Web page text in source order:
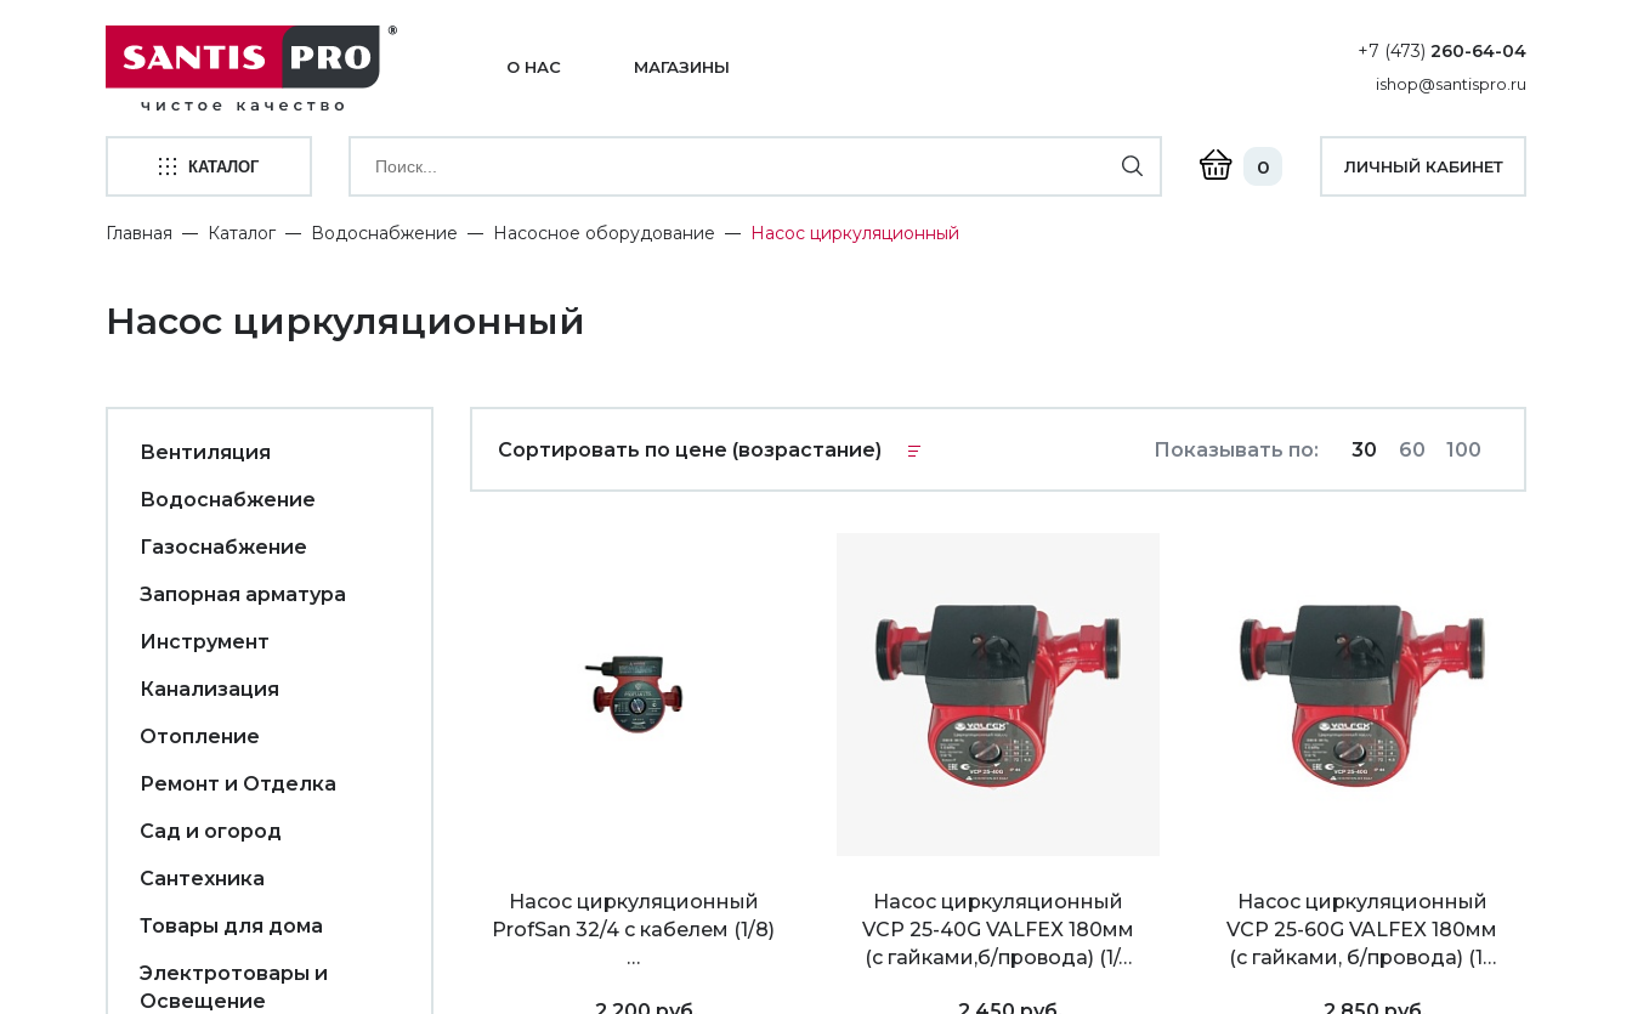
О НАС МАГАЗИНЫ
+7 (473) 260-64-04
ishop@santispro.ru
КАТАЛОГ 0 ЛИЧНЫЙ КАБИНЕТ
Главная Каталог Водоснабжение Насосное оборудование Насос циркуляционный
Насос циркуляционный
Вентиляция
Водоснабжение
Газоснабжение
Запорная арматура
Инструмент
Канализация
Отопление
Ремонт и Отделка
Сад и огород
Сантехника
Товары для дома
Электротовары и
Освещение
Сортировать по цене (возрастание) Показывать по: 30 60 100
Насос циркуляционный
ProfSan 32/4 с кабелем (1/8)
…
Насос циркуляционный
VCP 25-40G VALFEX 180мм
(с гайками,б/провода) (1/…
Насос циркуляционный
VCP 25-60G VALFEX 180мм
(с гайками, б/провода) (1…